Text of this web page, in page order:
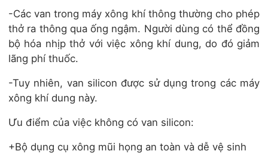
-Các van trong máy xông khí thông thường cho phép
thở ra thông qua ống ngậm. Người dùng có thể đồng
bộ hóa nhịp thở với việc xông khí dung, do đó giảm
lãng phí thuốc.
-Tuy nhiên, van silicon được sử dụng trong các máy
xông khí dung này.
Ưu điểm của việc không có van silicon:
+Bộ dụng cụ xông mũi họng an toàn và dễ vệ sinh